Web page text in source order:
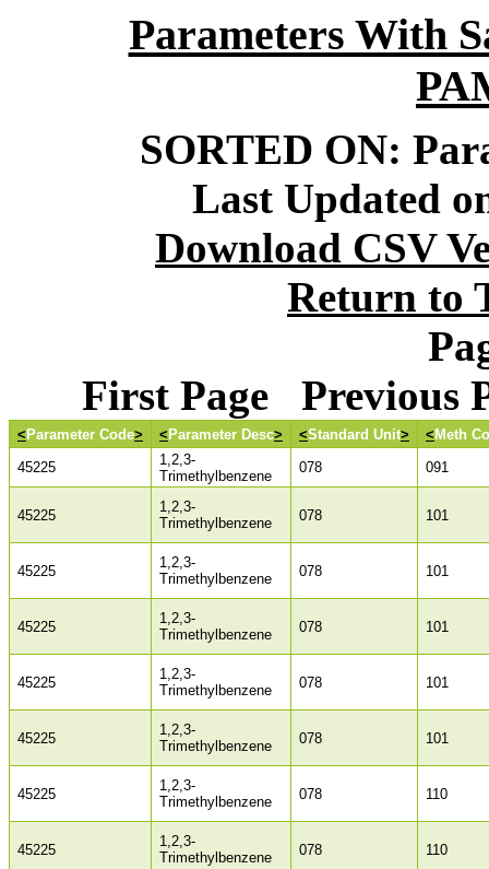
Parameters With
SORTED ON:
Last Updated
Download CSV
Return to
First Page Previous
< Parameter Code> < Parameter Desc> <Standard Unit> < Meth
45225
1,2,3-
Trimethylbenzene
078 091
45225
1,2,3-
Trimethylbenzene
078 101
45225
1,2,3-
Trimethylbenzene
078 101
45225
1,2,3-
Trimethylbenzene
078 101
45225
1,2,3-
Trimethylbenzene
078 101
45225
1,2,3-
Trimethylbenzene
078 101
45225
1,2,3-
Trimethylbenzene
078 110
45225
1,2,3-
Trimethylbenzene
078 110